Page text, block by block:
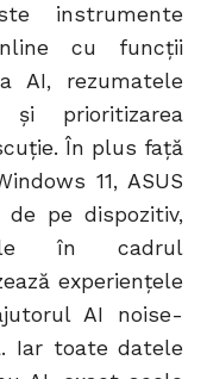
instrumente
cu funcții
AI, rezumatele
prioritizarea
În plus față
11, ASUS
pe dispozitiv,
în cadrul
experiențele
AI noise-
Iar toate datele